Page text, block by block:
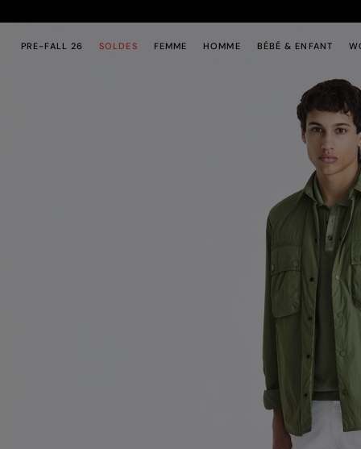
PRE-FALL 26 SOLDES FEMME HOMME BÉBÉ & ENFANT